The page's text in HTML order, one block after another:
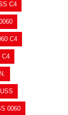
C4
C4
C4
0060